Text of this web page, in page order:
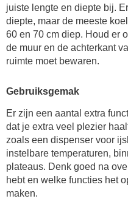
juiste lengte en diepte bij.
diepte, maar de meeste
60 en 70 cm diep. Houd er
de muur en de achterkant
ruimte moet bewaren.
Gebruiksgemak
Er zijn een aantal extra
dat je extra veel plezier
zoals een dispenser voor
instelbare temperaturen,
plateaus. Denk goed na
hebt en welke functies het
maken.